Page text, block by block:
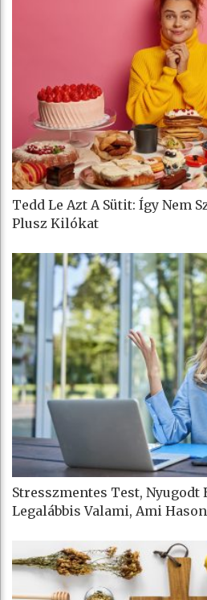
Tedd Le Azt A Sütit: Így Nem
Plusz Kilókat
Stresszmentes Test, Nyugodt
Legalábbis Valami, Ami